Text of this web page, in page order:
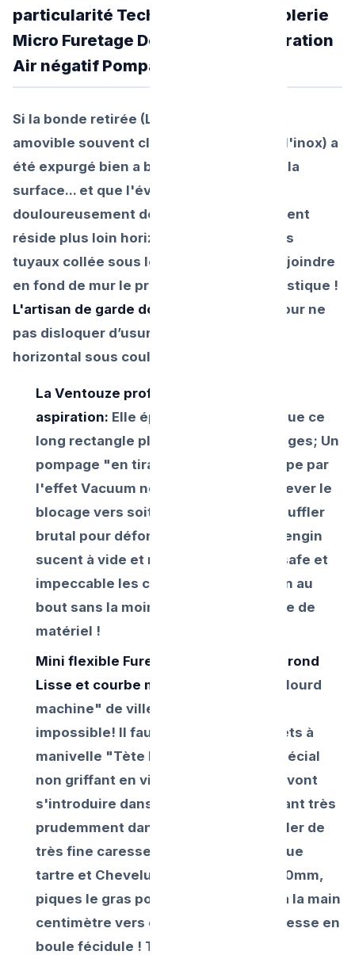
particularité Technique de "La Câblerie
Micro Furetage Doux " et des Aspiration
Air négatif Pompages.
Si la bonde retirée (Le petit panier godet
amovible souvent clipé de ressort sous l'inox) a
été expurgé bien a blanc de vos mains à la
surface... et que l'évacuation refuse
douloureusement de boire : L'engorgement
réside plus loin horizontalement dans les
tuyaux collée sous le ciment avant de rejoindre
en fond de mur le principal réseau domestique !
L'artisan de garde doit œuvrer très fin
pour ne
pas disloquer d’usure ce raccordement
horizontal sous coulé !
La Ventouze professionnelle Douce
aspiration: Elle épouse très hermétique ce
long rectangle plat de Inox au carrelages; Un
pompage "en tirant l'Aspirateur Pompe par
l'effet Vacuum négatif sec ("pour relever le
blocage vers soit")" plutôt de que souffler
brutal pour défoncer les embases. L'engin
sucent à vide et ressort de manière safe et
impeccable les cheveux gras très loin au
bout sans la moindre blessure interne de
matériel !
Mini flexible Furet de 16mm (Au bout rond
Lisse et courbe molle ) :
Le casseur "lourd
machine" de ville ou d'égout serais
impossible! Il faut introduite des furets à
manivelle "Tète boule" ou enrobé spécial
non griffant en vinyle . Ces câbleries vont
s'introduire dans la buse en serpentant très
prudemment dans la ligne droite, racler de
très fine caresse "le dépôt cosmétique
tartre et Chevelures " au raccord à 40mm,
piques le gras pour forer et extraire à la main
centimètre vers centimètres cette tresse en
boule fécidule ! Tout repasse au